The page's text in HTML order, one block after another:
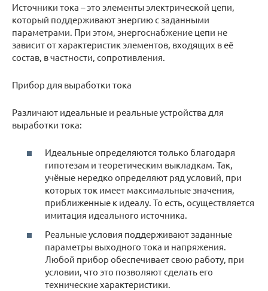
Источники тока – это элементы электрической цепи,
который поддерживают энергию с заданными
параметрами. При этом, энергоснабжение цепи не
зависит от характеристик элементов, входящих в её
состав, в частности, сопротивления.
Прибор для выработки тока
Различают идеальные и реальные устройства для
выработки тока:
Идеальные определяются только благодаря
гипотезам и теоретическим выкладкам. Так,
учёные нередко определяют ряд условий, при
которых ток имеет максимальные значения,
приближенные к идеалу. То есть, осуществляется
имитация идеального источника.
Реальные условия поддерживают заданные
параметры выходного тока и напряжения.
Любой прибор обеспечивает свою работу, при
условии, что это позволяют сделать его
технические характеристики.